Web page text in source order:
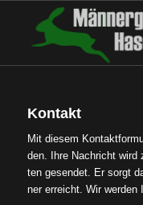
Kontakt
Mit die­sem
den. Ihre Nach­richt
ten gesen­det. Er sorgt
ner erreicht. Wir wer­den